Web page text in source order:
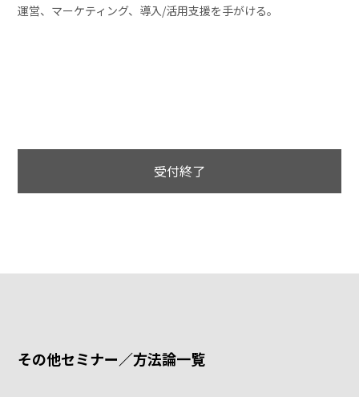
運営、マーケティング、導入/活用支援を手がける。
受付終了
その他セミナー／方法論一覧